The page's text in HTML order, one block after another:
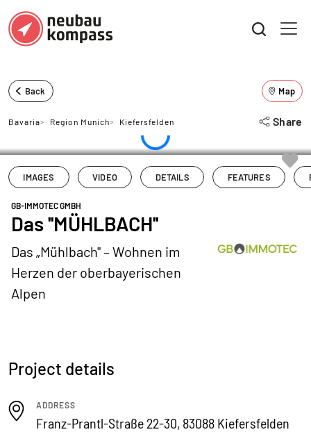
Back Map
Bavaria> Region Munich> Kiefersfelden Share
IMAGES VIDEO DETAILS FEATURES
GB-IMMOTEC GMBH
Das ''MÜHLBACH''
Das „Mühlbach" – Wohnen im
Herzen der oberbayerischen
Alpen
Project details
ADDRESS
Franz-Prantl-Straße 22-30, 83088 Kiefersfelden